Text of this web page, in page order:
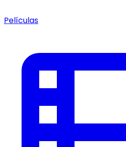
Películas